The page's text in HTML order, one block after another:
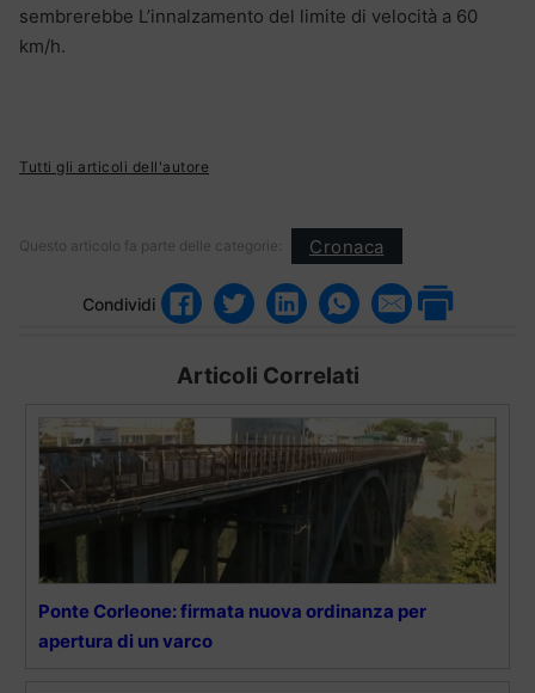
sembrerebbe L’innalzamento del limite di velocità a 60
km/h.
Tutti gli articoli dell'autore
Questo articolo fa parte delle categorie: Cronaca
Condividi
Articoli Correlati
Ponte Corleone: firmata nuova ordinanza per
apertura di un varco